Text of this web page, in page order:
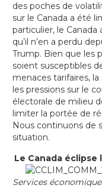
des poches de
sur le Canada a été
particulier, le Canada
qu’il n’en a perdu
Trump. Bien que les
soient susceptibles
menaces tarifaires,
les pressions sur le
électorale de milieu
limiter la portée de
Nous continuons de
situation.
Le Canada éclipse
Services